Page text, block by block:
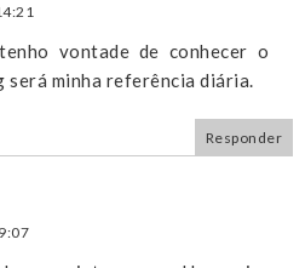
vontade de conhecer o
será minha referência diária.
Responder